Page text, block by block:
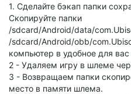
1. Сделайте бэкап папки
Скопируйте папки
/sdcard/Android/data/
/sdcard/Android/obb/
компьютер в удобное для
2 - Удаляем игру в шлеме
3 - Возвращаем папки
место в памяти шлема.